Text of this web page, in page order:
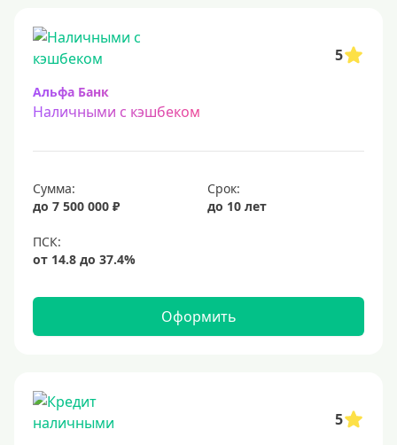
5
Альфа Банк
Наличными с кэшбеком
Сумма:
до 7 500 000 ₽
Срок:
до 10 лет
Оформить
5